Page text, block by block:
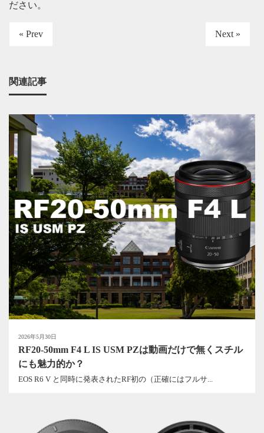
ださい。
« Prev Next »
関連記事
2026年5月30日
RF20-50mm F4 L IS USM PZは動画だけで無くスチル
にも魅力的か？
EOS R6 V と同時に発表されたRF初の（正確にはフルサ...